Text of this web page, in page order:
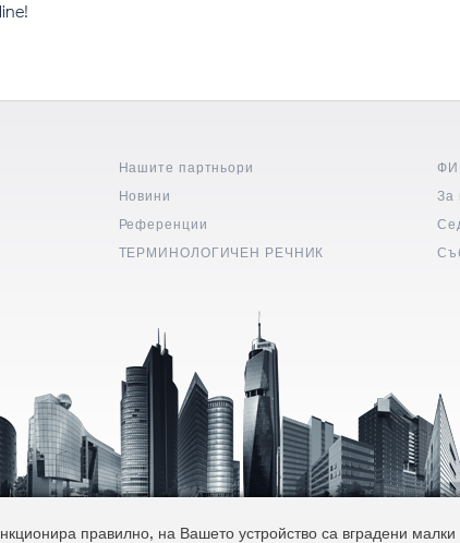
Нашите партньори
Новини
Референции
ТЕРМИНОЛОГИЧЕН РЕЧНИК
За
правилно, на Вашето устройство са вградени